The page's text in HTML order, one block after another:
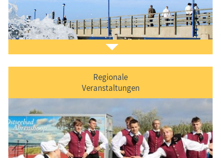
DerFerienorte auf Fischland-Darß-Zingst
Regionale
Veranstaltungen